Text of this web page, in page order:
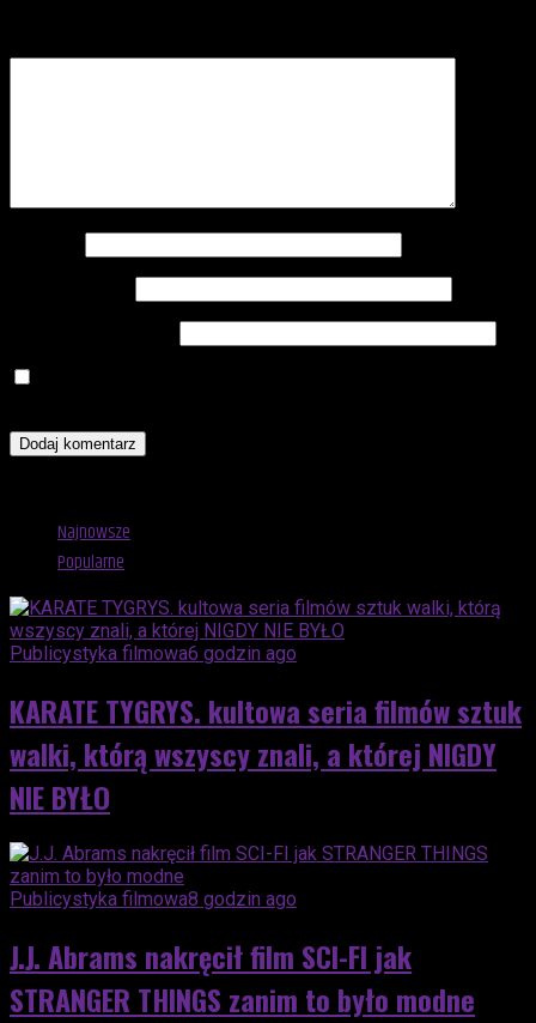
Najnowsze
Popularne
Publicystyka filmowa6 godzin ago
KARATE TYGRYS. kultowa seria filmów sztuk
walki, którą wszyscy znali, a której NIGDY
NIE BYŁO
Publicystyka filmowa8 godzin ago
J.J. Abrams nakręcił film SCI-FI jak
STRANGER THINGS zanim to było modne